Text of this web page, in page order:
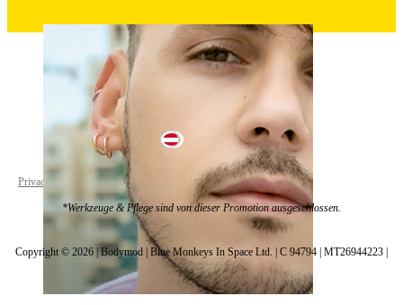
Privacy policy Cookie settings
*Werkzeuge & Pflege sind von dieser Promotion ausgeschlossen.
Copyright © 2026 | Bodymod | Blue Monkeys In Space Ltd. | C 94794 | MT26944223 |